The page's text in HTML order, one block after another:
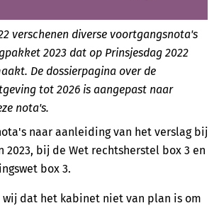
verschenen diverse voortgangsnota's
2023 dat op Prinsjesdag 2022
De dossierpagina over de
tot 2026 is aangepast naar
nota's.
naar aanleiding van het verslag bij
2023, bij de Wet rechtsherstel box 3 en
box 3.
dat het kabinet niet van plan is om